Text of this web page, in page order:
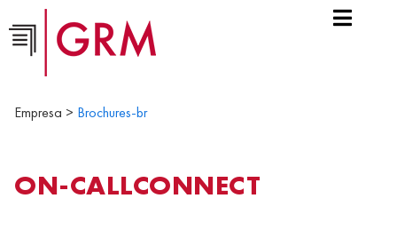
Empresa > Brochures-br
ON-CALLCONNECT